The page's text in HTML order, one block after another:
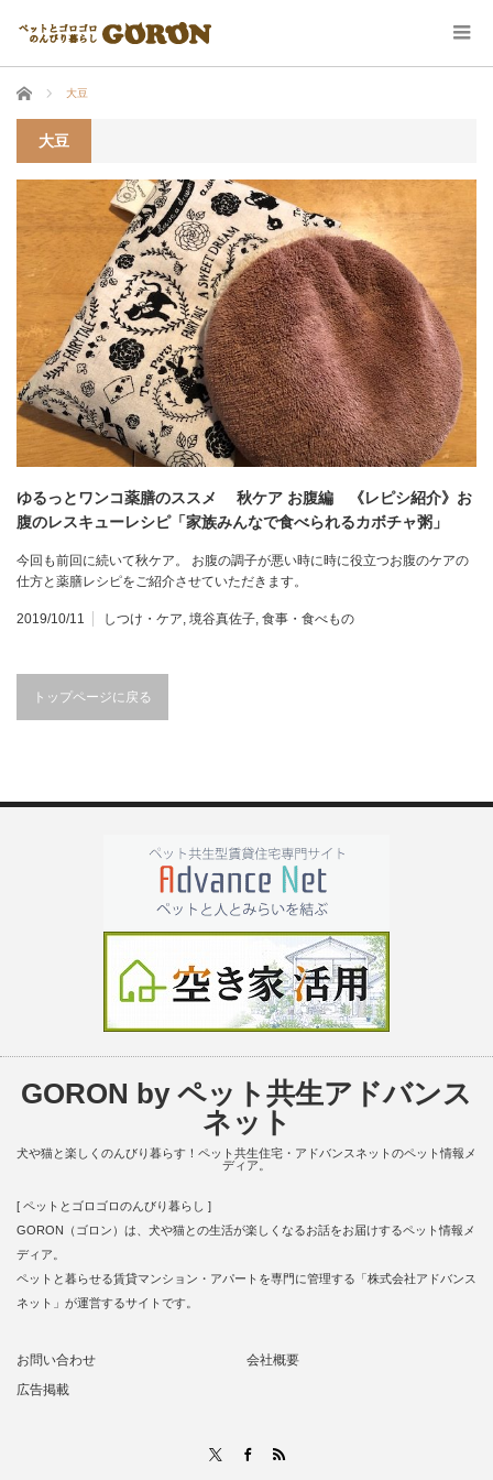
ホーム 大豆
大豆
ゆるっとワンコ薬膳のススメ 秋ケア お腹編 《レピシ紹介》お
腹のレスキューレシピ「家族みんなで食べられるカボチャ粥」
今回も前回に続いて秋ケア。 お腹の調子が悪い時に時に役立つお腹のケアの
仕方と薬膳レシピをご紹介させていただきます。
2019/10/11 しつけ・ケア, 境谷真佐子, 食事・食べもの
トップページに戻る
GORON by ペット共生アドバンス
ネット
犬や猫と楽しくのんびり暮らす！ペット共生住宅・アドバンスネットのペット情報メ
ディア。
[ ペットとゴロゴロのんびり暮らし ]
GORON（ゴロン）は、犬や猫との生活が楽しくなるお話をお届けするペット情報メ
ディア。
ペットと暮らせる賃貸マンション・アパートを専門に管理する「株式会社アドバンス
ネット」が運営するサイトです。
お問い合わせ
会社概要
広告掲載
Facebook